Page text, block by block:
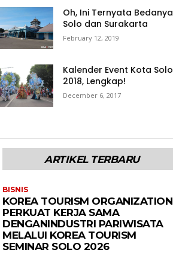
Oh, Ini Ternyata Bedanya
Solo dan Surakarta
February 12, 2019
Kalender Event Kota Solo
2018, Lengkap!
December 6, 2017
ARTIKEL TERBARU
BISNIS
KOREA TOURISM ORGANIZATION
PERKUAT KERJA SAMA
DENGANINDUSTRI PARIWISATA
MELALUI KOREA TOURISM
SEMINAR SOLO 2026